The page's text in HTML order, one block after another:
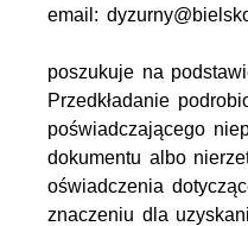
email:
poszukuje na
Przedkładanie
poświadczającego
dokumentu albo
oświadczenia
znaczeniu dla